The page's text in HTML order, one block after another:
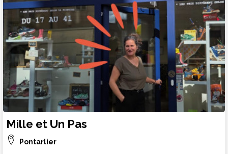
Mille et Un Pas
Pontarlier